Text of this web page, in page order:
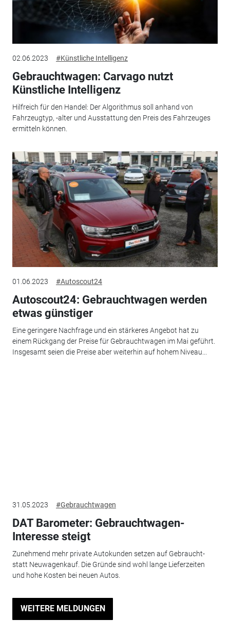
02.06.2023 #Künstliche Intelligenz
Gebrauchtwagen: Carvago nutzt
Künstliche Intelligenz
Hilfreich für den Handel: Der Algorithmus soll anhand von
Fahrzeugtyp, -alter und Ausstattung den Preis des Fahrzeuges
ermitteln können.
01.06.2023 #Autoscout24
Autoscout24: Gebrauchtwagen werden
etwas günstiger
Eine geringere Nachfrage und ein stärkeres Angebot hat zu
einem Rückgang der Preise für Gebrauchtwagen im Mai geführt.
Insgesamt seien die Preise aber weiterhin auf hohem Niveau...
31.05.2023 #Gebrauchtwagen
DAT Barometer: Gebrauchtwagen-
Interesse steigt
Zunehmend mehr private Autokunden setzen auf Gebraucht-
statt Neuwagenkauf. Die Gründe sind wohl lange Lieferzeiten
und hohe Kosten bei neuen Autos.
WEITERE MELDUNGEN